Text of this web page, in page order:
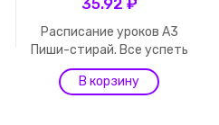
35.92 ₽
Расписание уроков А3
Пиши-стирай. Все успеть